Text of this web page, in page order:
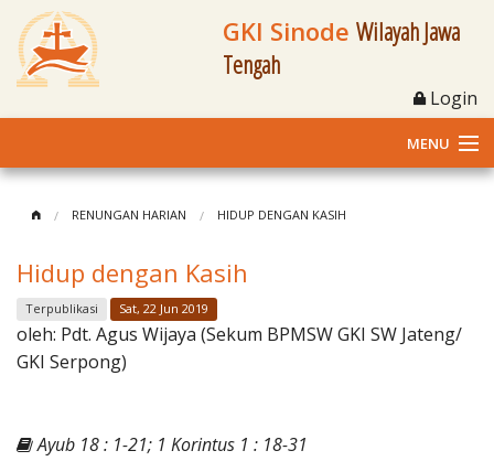
GKI Sinode Wilayah Jawa
Tengah
Login
MENU
Klasis dan Jemaat
Berita Kegiatan
Materi
RENUNGAN HARIAN HIDUP DENGAN KASIH
Hidup dengan Kasih
Terpublikasi Sat, 22 Jun 2019
oleh: Pdt. Agus Wijaya (Sekum BPMSW GKI SW Jateng/
GKI Serpong)
Ayub 18 : 1-21; 1 Korintus 1 : 18-31